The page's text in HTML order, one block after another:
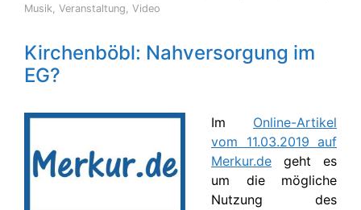
Musik, Veranstaltung, Video
Kirchenböbl: Nahversorgung im
EG?
Im Online-Artikel
vom 11.03.2019 auf
Merkur.de geht es
um die mögliche
Nutzung des